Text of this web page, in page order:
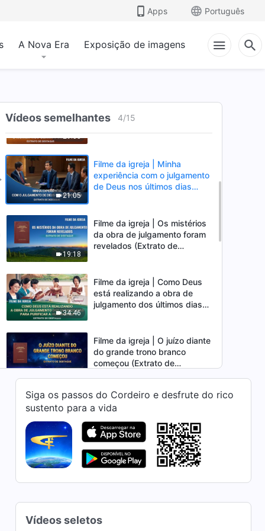
Apps Português
A Nova Era Exposição de imagens
Vídeos semelhantes 4/15
purificar o homem nos últimos
Filme da igreja | Renunciando
29:55
Filme da igreja | Como Deus
faz a obra de julgamento para
21:05
Filme da igreja | Minha
experiência com o julgamento
de Deus nos últimos dias
19:18
Filme da igreja | Os mistérios
da obra de julgamento foram
revelados (Extrato de
34:46
Filme da igreja | Como Deus
está realizando a obra de
julgamento dos últimos dias
Filme da igreja | O juízo diante
do grande trono branco
começou (Extrato de
25:31
Filme da igreja | Como Deus
salva o homem da influência
de Satanás (Extrato de
destaque)
Filme da igreja | Por que o
Senhor retorna para realizar a
obra de julgamento nos
destaque)
Filme da igreja | Testemunhos
Siga os passos do Cordeiro e desfrute do rico
sustento para a vida
Vídeos seletos